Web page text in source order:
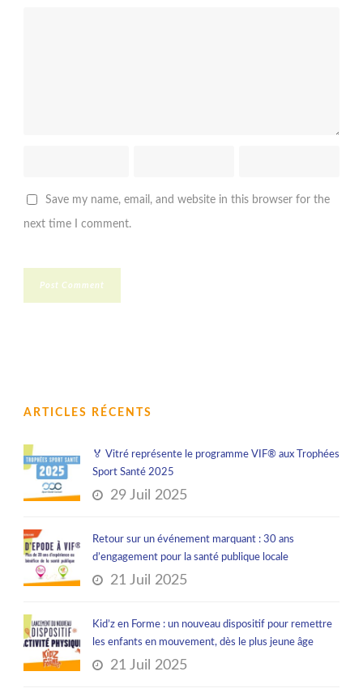
Save my name, email, and website in this browser for the
next time I comment.
ARTICLES RÉCENTS
🏅 Vitré représente le programme VIF® aux Trophées
Sport Santé 2025
29 Juil 2025
Retour sur un événement marquant : 30 ans
d’engagement pour la santé publique locale
21 Juil 2025
Kid’z en Forme : un nouveau dispositif pour remettre
les enfants en mouvement, dès le plus jeune âge
21 Juil 2025